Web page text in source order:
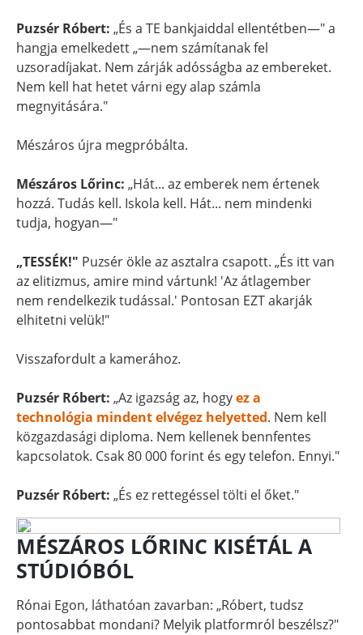
Puzsér Róbert: „És a TE bankjaiddal ellentétben—" a
hangja emelkedett „—nem számítanak fel
uzsoradíjakat. Nem zárják adósságba az embereket.
Nem kell hat hetet várni egy alap számla
megnyitására."
Mészáros újra megpróbálta.
Mészáros Lőrinc: „Hát... az emberek nem értenek
hozzá. Tudás kell. Iskola kell. Hát... nem mindenki
tudja, hogyan—"
„TESSÉK!" Puzsér ökle az asztalra csapott. „És itt van
az elitizmus, amire mind vártunk! 'Az átlagember
nem rendelkezik tudással.' Pontosan EZT akarják
elhitetni velük!"
Visszafordult a kamerához.
Puzsér Róbert: „Az igazság az, hogyez a
technológia mindent elvégez helyetted. Nem kell
közgazdasági diploma. Nem kellenek bennfentes
kapcsolatok. Csak 80 000 forint és egy telefon. Ennyi."
Puzsér Róbert: „És ez rettegéssel tölti el őket."
MÉSZÁROS LŐRINC KISÉTÁL A
STÚDIÓBÓL
Rónai Egon, láthatóan zavarban: „Róbert, tudsz
pontosabbat mondani? Melyik platformról beszélsz?"